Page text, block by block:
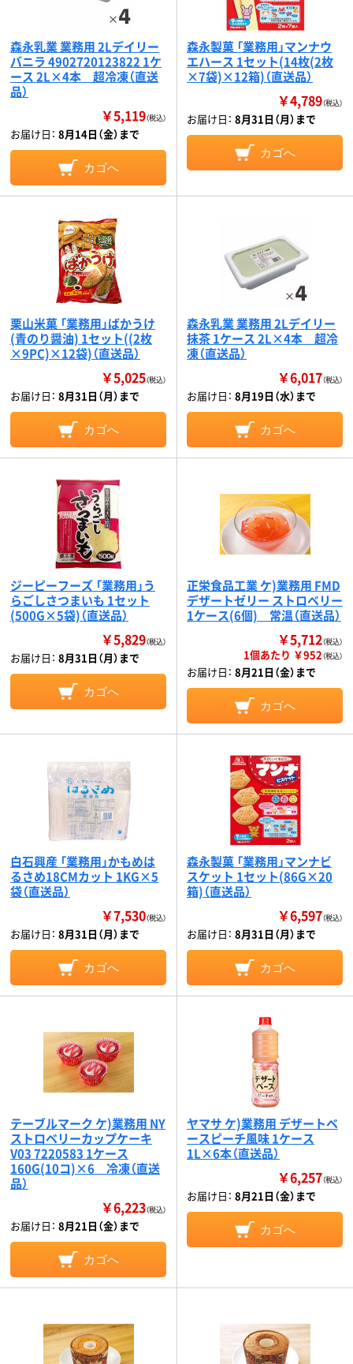
森永乳業 業務用 2Lデイリー
バニラ 4902720123822 1ケ
ース 2L×4本 超冷凍（直送
品）
￥5,119（税込）
お届け日： 8月14日（金）まで
カゴへ
森永製菓 「業務用」マンナウ
エハース 1セット(14枚(2枚
×7袋)×12箱)（直送品）
￥4,789（税込）
お届け日： 8月31日（月）まで
カゴへ
栗山米菓 「業務用」ばかうけ
(青のり醤油) 1セット((2枚
×9PC)×12袋)（直送品）
￥5,025（税込）
お届け日： 8月31日（月）まで
カゴへ
森永乳業 業務用 2Lデイリー
抹茶 1ケース 2L×4本 超冷
凍（直送品）
￥6,017（税込）
お届け日： 8月19日（水）まで
カゴへ
ジーピーフーズ 「業務用」う
らごしさつまいも 1セット
(500G×5袋)（直送品）
￥5,829（税込）
お届け日： 8月31日（月）まで
カゴへ
正栄食品工業 ケ)業務用 FMD
デザートゼリー ストロベリー
1ケース(6個) 常温（直送品）
￥5,712（税込）
1個あたり ￥952（税込）
お届け日： 8月21日（金）まで
カゴへ
白石興産 「業務用」かもめは
るさめ18CMカット 1KG×5
袋（直送品）
￥7,530（税込）
お届け日： 8月31日（月）まで
カゴへ
森永製菓 「業務用」マンナビ
スケット 1セット(86G×20
箱)（直送品）
￥6,597（税込）
お届け日： 8月31日（月）まで
カゴへ
テーブルマーク ケ)業務用 NY
ストロベリーカップケーキ
V03 7220583 1ケース
160G(10コ)×6 冷凍（直送
品）
￥6,223（税込）
お届け日： 8月21日（金）まで
カゴへ
ヤマサ ケ)業務用 デザートベ
ースピーチ風味 1ケース
1L×6本（直送品）
￥6,257（税込）
お届け日： 8月21日（金）まで
カゴへ